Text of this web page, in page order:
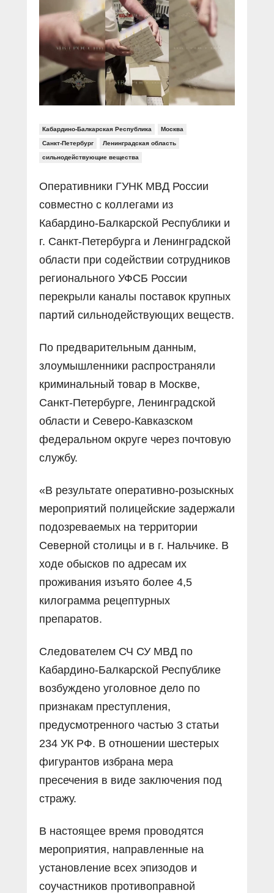
Социальные ролики
Документальные фильмы
Прямой разговор
В знании сила
Специальный репортаж
КиберПОСТОВОЙ
Газета «Щит и меч»
Журнал «Полиция России»
О ПОРТАЛЕ
Контакты
Вакансии
Кабардино-Балкарская Республика Москва
Санкт-Петербург Ленинградская область
сильнодействующие вещества
Оперативники ГУНК МВД России
совместно с коллегами из
Кабардино-Балкарской Республики и
г. Санкт-Петербурга и Ленинградской
области при содействии сотрудников
регионального УФСБ России
перекрыли каналы поставок крупных
партий сильнодействующих веществ.
По предварительным данным,
злоумышленники распространяли
криминальный товар в Москве,
Санкт-Петербурге, Ленинградской
области и Северо-Кавказском
федеральном округе через почтовую
службу.
«В результате оперативно-розыскных
мероприятий полицейские задержали
подозреваемых на территории
Северной столицы и в г. Нальчике. В
ходе обысков по адресам их
проживания изъято более 4,5
килограмма рецептурных
препаратов.
Следователем СЧ СУ МВД по
Кабардино-Балкарской Республике
возбуждено уголовное дело по
признакам преступления,
предусмотренного частью 3 статьи
234 УК РФ. В отношении шестерых
фигурантов избрана мера
пресечения в виде заключения под
стражу.
В настоящее время проводятся
мероприятия, направленные на
установление всех эпизодов и
соучастников противоправной